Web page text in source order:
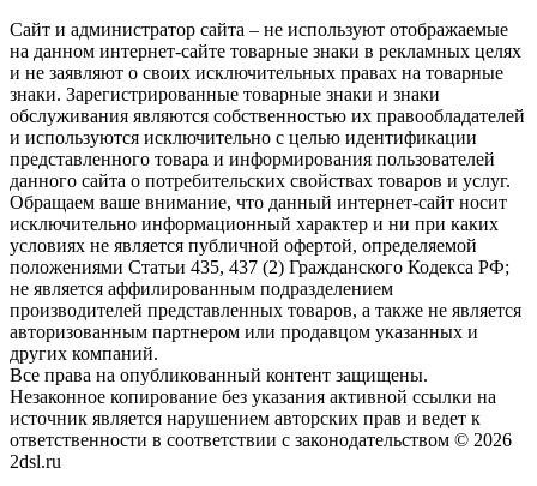
Сайт и администратор сайта – не используют отображаемые
на данном интернет-сайте товарные знаки в рекламных целях
и не заявляют о своих исключительных правах на товарные
знаки. Зарегистрированные товарные знаки и знаки
обслуживания являются собственностью их правообладателей
и используются исключительно с целью идентификации
представленного товара и информирования пользователей
данного сайта о потребительских свойствах товаров и услуг.
Обращаем ваше внимание, что данный интернет-сайт носит
исключительно информационный характер и ни при каких
условиях не является публичной офертой, определяемой
положениями Статьи 435, 437 (2) Гражданского Кодекса РФ;
не является аффилированным подразделением
производителей представленных товаров, а также не является
авторизованным партнером или продавцом указанных и
других компаний.
Все права на опубликованный контент защищены.
Незаконное копирование без указания активной ссылки на
источник является нарушением авторских прав и ведет к
ответственности в соответствии с законодательством © 2026
2dsl.ru